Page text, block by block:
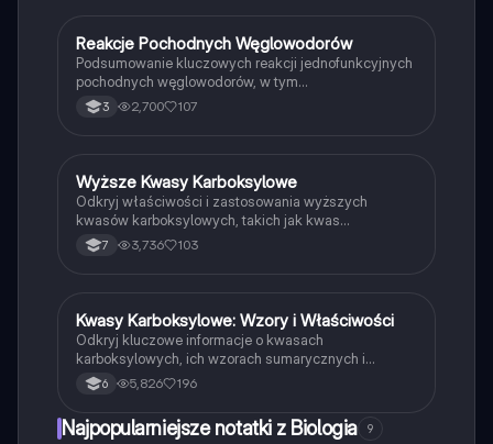
Chemia
Reakcje Pochodnych Węglowodorów
Podsumowanie kluczowych reakcji jednofunkcyjnych
pochodnych węglowodorów, w tym
fluorowcopochodnych, alkoholi, fenoli, aldehydów,
ketonów, kwasów karboksylowych, estrów, amin i
charakterystycznych reakcjach dla każdego związku.
Idealne dla studentów chemii organicznej.
3 2,700 107
Chemia
Wyższe Kwasy Karboksylowe
Odkryj właściwości i zastosowania wyższych
kwasów karboksylowych, takich jak kwas
palmitynowy, stearynowy i oleinowy. Dowiedz się, jak
te kwasy wpływają na produkcję mydeł i innych
7 3,736 103
Chemia
Kwasy Karboksylowe: Wzory i Właściwości
Odkryj kluczowe informacje o kwasach
karboksylowych, ich wzorach sumarycznych i
strukturalnych, oraz właściwościach chemicznych.
Dowiedz się o nasyconych i nienasyconych kwasach,
ich rozpuszczalności w wodzie oraz
charakterystycznych reakcjach. Idealne dla
6 5,826 196
Najpopularniejsze notatki z Biologia 9